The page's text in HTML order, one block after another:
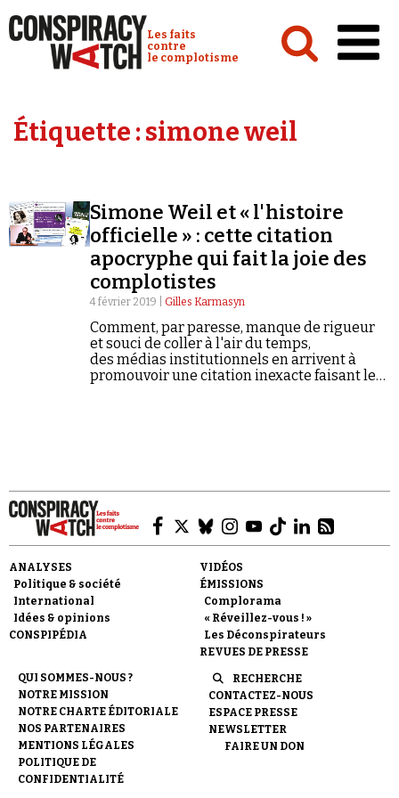
Conspiracy Watch :
Les faits
contre
le complotisme
Analyses
Vidéos
Émissions
Revues de presse
Faire un don
Étiquette :simone weil
Simone Weil et « l'histoire
officielle » : cette citation
apocryphe qui fait la joie des
complotistes
4 février 2019 | Gilles Karmasyn
Comment, par paresse, manque de rigueur
et souci de coller à l'air du temps,
des médias institutionnels en arrivent à
promouvoir une citation inexacte faisant le
ANALYSES
Politique & société
International
Idées & opinions
CONSPIPÉDIA
VIDÉOS
ÉMISSIONS
Complorama
« Réveillez-vous ! »
Les Déconspirateurs
REVUES DE PRESSE
QUI SOMMES-NOUS ?
NOTRE MISSION
NOTRE CHARTE ÉDITORIALE
NOS PARTENAIRES
MENTIONS LÉGALES
POLITIQUE DE
CONFIDENTIALITÉ
RECHERCHE
CONTACTEZ-NOUS
ESPACE PRESSE
NEWSLETTER
FAIRE UN DON